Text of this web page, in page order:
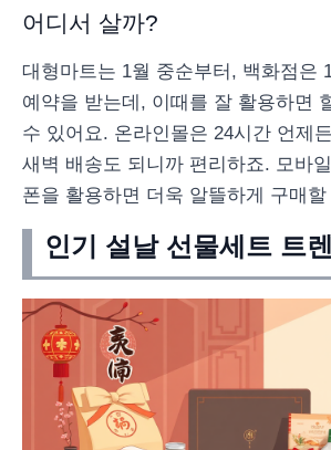
어디서 살까?
대형마트는 1월 중순부터, 백화점은
예약을 받는데, 이때를 잘 활용하면
수 있어요. 온라인몰은 24시간 언제
새벽 배송도 되니까 편리하죠. 모바
폰을 활용하면 더욱 알뜰하게 구매
인기 설날 선물세트 트